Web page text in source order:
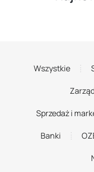
Wszystkie
Sprzedaż i
Banki